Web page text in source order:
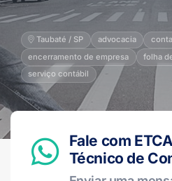
Taubaté / SP advocacia
encerramento de empresa
folha
serviço contábil
Fale com
Técnico de